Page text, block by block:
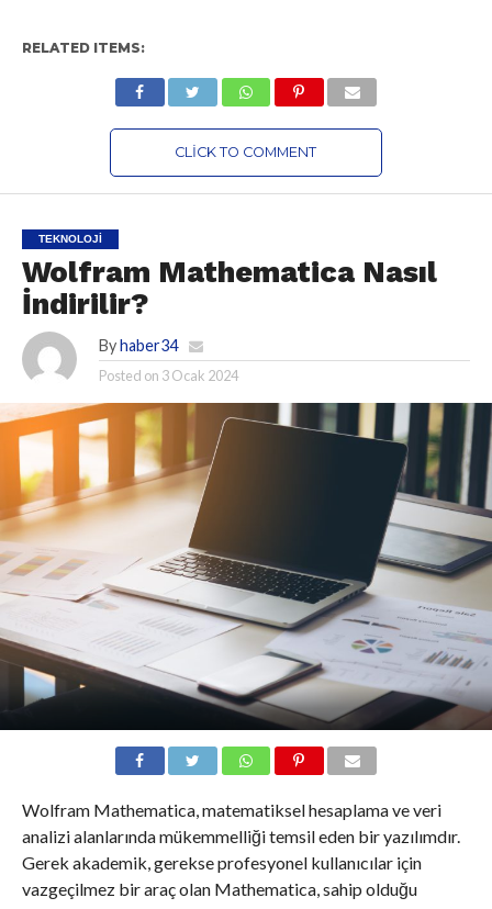
RELATED ITEMS:
CLICK TO COMMENT
TEKNOLOJI
Wolfram Mathematica Nasıl
İndirilir?
By haber34
Posted on 3 Ocak 2024
Wolfram Mathematica, matematiksel hesaplama ve veri
analizi alanlarında mükemmelliği temsil eden bir yazılımdır.
Gerek akademik, gerekse profesyonel kullanıcılar için
vazgeçilmez bir araç olan Mathematica, sahip olduğu